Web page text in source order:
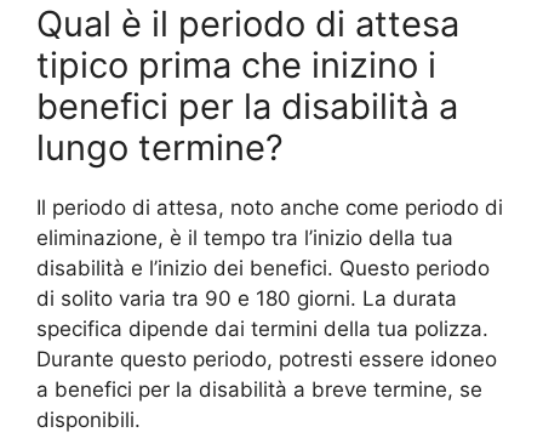
Qual è il periodo di attesa
tipico prima che inizino i
benefici per la disabilità a
lungo termine?
Il periodo di attesa, noto anche come periodo di
eliminazione, è il tempo tra l’inizio della tua
disabilità e l’inizio dei benefici. Questo periodo
di solito varia tra 90 e 180 giorni. La durata
specifica dipende dai termini della tua polizza.
Durante questo periodo, potresti essere idoneo
a benefici per la disabilità a breve termine, se
disponibili.